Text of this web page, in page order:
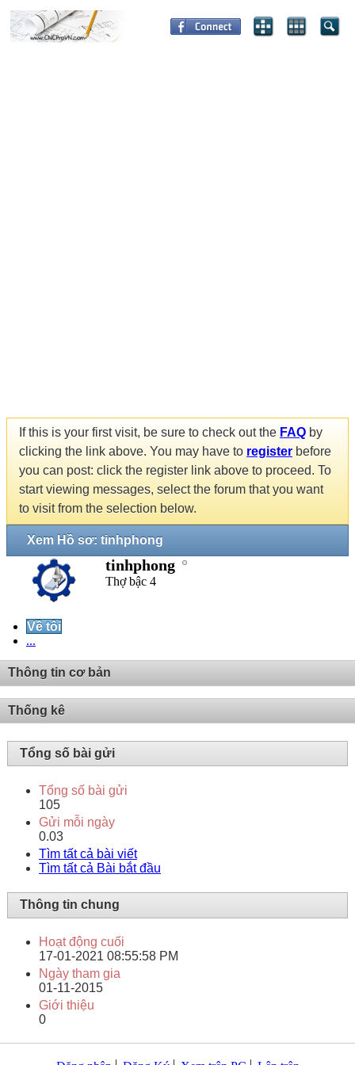
If this is your first visit, be sure to check out the FAQ by
clicking the link above. You may have to register before
you can post: click the register link above to proceed. To
start viewing messages, select the forum that you want
to visit from the selection below.
Xem Hồ sơ: tinhphong
tinhphong
Thợ bậc 4
Về tôi
...
Thông tin cơ bản
Thống kê
Tổng số bài gửi
Tổng số bài gửi
105
Gửi mỗi ngày
0.03
Tìm tất cả bài viết
Tìm tất cả Bài bắt đầu
Thông tin chung
Hoạt động cuối
17-01-2021 08:55:58 PM
Ngày tham gia
01-11-2015
Giới thiệu
0